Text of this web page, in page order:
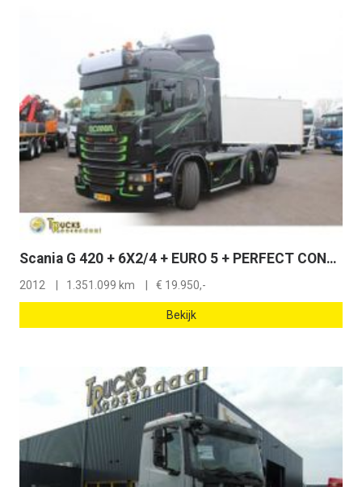
Scania G 420 + 6X2/4 + EURO 5 + PERFECT CONDITION
2012 1.351.099 km € 19.950,-
Bekijk